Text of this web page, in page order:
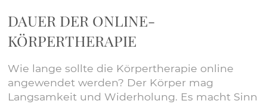
DAUER DER ONLINE-
KÖRPERTHERAPIE
Wie lange sollte die Körpertherapie online
angewendet werden? Der Körper mag
Langsamkeit und Widerholung. Es macht Sinn